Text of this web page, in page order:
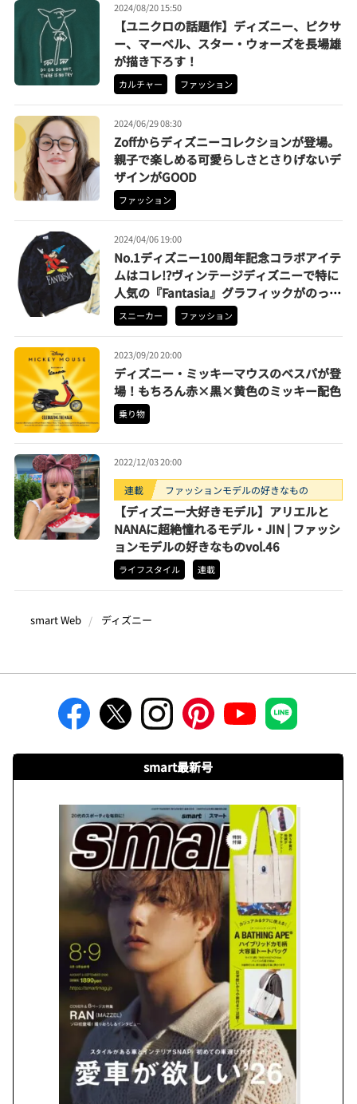
2024/08/20 15:50
【ユニクロの話題作】ディズニー、ピクサ
ー、マーベル、スター・ウォーズを長場雄
が描き下ろす！
カルチャー ファッション
2024/06/29 08:30
Zoffからディズニーコレクションが登場。
親子で楽しめる可愛らしさとさりげないデ
ザインがGOOD
ファッション
2024/04/06 19:00
No.1ディズニー100周年記念コラボアイテ
ムはコレ!?ヴィンテージディズニーで特に
人気の『Fantasia』グラフィックがのっ
た……
スニーカー ファッション
2023/09/20 20:00
ディズニー・ミッキーマウスのベスパが登
場！もちろん赤×黒×黄色のミッキー配色
乗り物
2022/12/03 20:00
連載 ファッションモデルの好きなもの
【ディズニー大好きモデル】アリエルと
NANAに超絶憧れるモデル・JIN | ファッシ
ョンモデルの好きなものvol.46
ライフスタイル 連載
smart Web ディズニー
smart最新号